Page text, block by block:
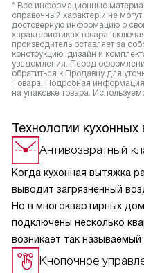
* Все информационные
справочный характер и не
достоверную информацию о
характеристиках товара,
производитель оставляет за
конструкцию, дизайн и
уведомления. Перед
обратиться к Продавцу для
Товара. Подробная информация
на упаковке товара.
Технологии
Антивозвратный
Когда кухонная вытяжка
выводит загрязненный
Но в многоквартирных
подключены несколько
возникает так
и в кухню из вентиляции
Кнопочное